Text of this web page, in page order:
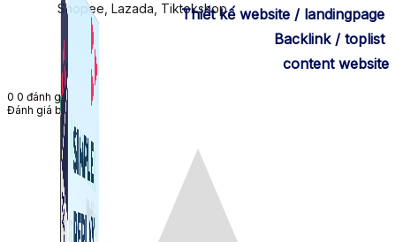
Shopee, Lazada, TiktokshopThiết kế website / landingpage
Backlink / toplist
content website
0 0 đánh giá
Đánh giá bài viết